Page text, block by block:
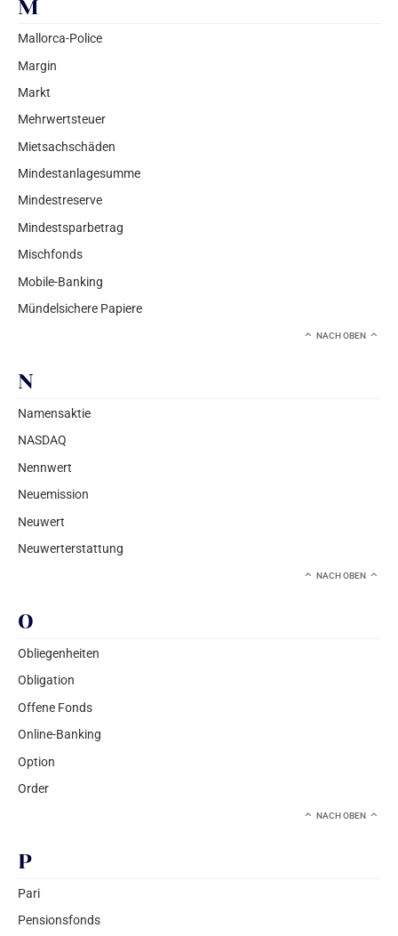
M
Mallorca-Police
Margin
Markt
Mehrwertsteuer
Mietsachschäden
Mindestanlagesumme
Mindestreserve
Mindestsparbetrag
Mischfonds
Mobile-Banking
Mündelsichere Papiere
NACH OBEN
N
Namensaktie
NASDAQ
Nennwert
Neuemission
Neuwert
Neuwerterstattung
NACH OBEN
O
Obliegenheiten
Obligation
Offene Fonds
Online-Banking
Option
Order
NACH OBEN
P
Pari
Pensionsfonds